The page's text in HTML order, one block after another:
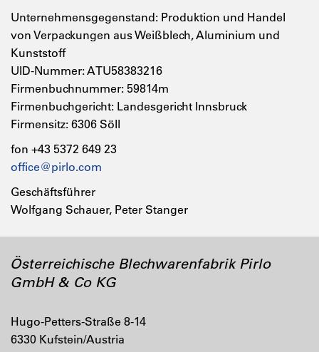
Unternehmensgegenstand: Produktion und Handel
von Verpackungen aus Weißblech, Aluminium und
Kunststoff
UID-Nummer: ATU58383216
Firmenbuchnummer: 59814m
Firmenbuchgericht: Landesgericht Innsbruck
Firmensitz: 6306 Söll
fon +43 5372 649 23
office@pirlo.com
Geschäftsführer
Wolfgang Schauer, Peter Stanger
Österreichische Blechwarenfabrik Pirlo
GmbH & Co KG
Hugo-Petters-Straße 8-14
6330 Kufstein/Austria